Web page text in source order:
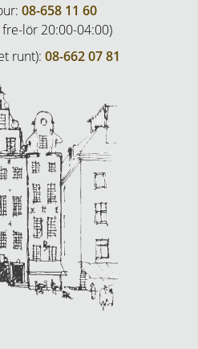
08-658 11 60
lör 20:00-04:00)
runt): 08-662 07 81